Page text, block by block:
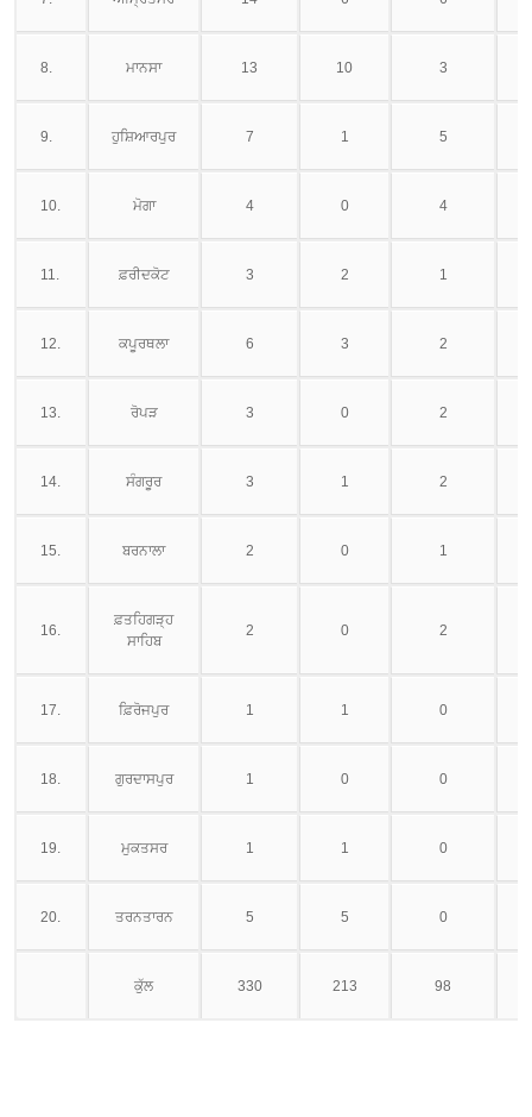
8. ਮਾਨਸਾ 13 10 3
9. ਹੁਸ਼ਿਆਰਪੁਰ 7 1 5
10. ਮੋਗਾ 4 0 4
11. ਫ਼ਰੀਦਕੋਟ 3 2 1
12. ਕਪੂਰਥਲਾ 6 3 2
13. ਰੋਪੜ 3 0 2
14. ਸੰਗਰੂਰ 3 1 2
15. ਬਰਨਾਲਾ 2 0 1
16.
ਫ਼ਤਹਿਗੜ੍ਹ
ਸਾਹਿਬ
2 0 2
17. ਫ਼ਿਰੋਜਪੁਰ 1 1 0
18. ਗੁਰਦਾਸਪੁਰ 1 0 0
19. ਮੁਕਤਸਰ 1 1 0
20. ਤਰਨਤਾਰਨ 5 5 0
ਕੁੱਲ 330 213 98